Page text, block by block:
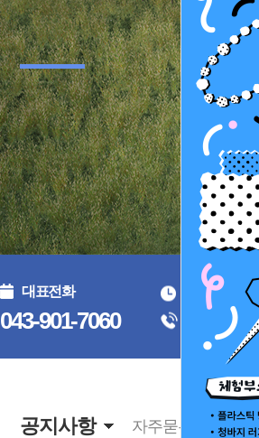
대표전화
043-901-7060
운영시간
공지사항 자주묻는질문